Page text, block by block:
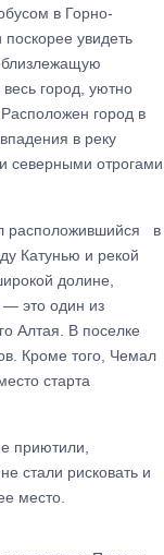
в Горно-
увидеть
близлежащую
город, уютно
город в
в реку
северными отрогами
расположившийся в
Катунью и рекой
долине,
— это один из
Алтая. В поселке
Кроме того, Чемал
старта
приютили,
стали рисковать и
место.